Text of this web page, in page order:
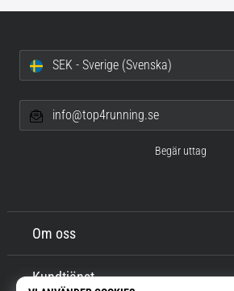
Om oss
Kundtjänst
SEK - Sverige (Svenska)
info@top4running.se
Begär uttag